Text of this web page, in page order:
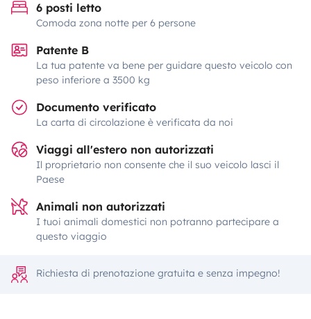
6 posti letto
Comoda zona notte per 6 persone
Patente B
La tua patente va bene per guidare questo veicolo con
peso inferiore a 3500 kg
Documento verificato
La carta di circolazione è verificata da noi
Viaggi all'estero non autorizzati
Il proprietario non consente che il suo veicolo lasci il
Paese
Animali non autorizzati
I tuoi animali domestici non potranno partecipare a
questo viaggio
Richiesta di prenotazione gratuita e senza impegno!